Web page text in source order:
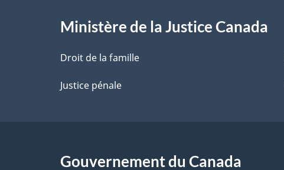
l
a
p
Ministère de la Justice Canada
Droit de la famille
Justice pénale
Gouvernement du Canada